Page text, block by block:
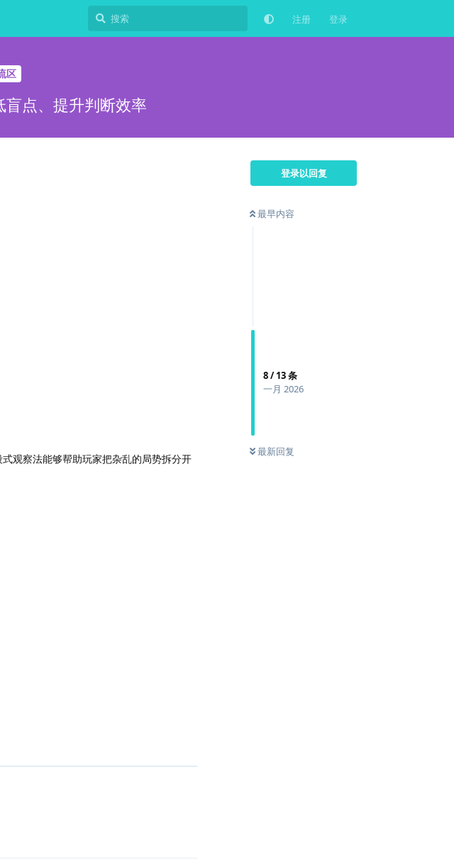
注册 登录
区
盲点、提升判断效率
登录以回复
最早内容
8/13条
一月 2026
最新回复
观察法能够帮助玩家把杂乱的局势拆分开